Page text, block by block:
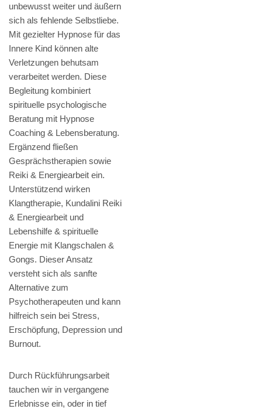
unbewusst weiter und äußern
sich als fehlende Selbstliebe.
Mit gezielter Hypnose für das
Innere Kind können alte
Verletzungen behutsam
verarbeitet werden. Diese
Begleitung kombiniert
spirituelle psychologische
Beratung mit Hypnose
Coaching & Lebensberatung.
Ergänzend fließen
Gesprächstherapien sowie
Reiki & Energiearbeit ein.
Unterstützend wirken
Klangtherapie, Kundalini Reiki
& Energiearbeit und
Lebenshilfe & spirituelle
Energie mit Klangschalen &
Gongs. Dieser Ansatz
versteht sich als sanfte
Alternative zum
Psychotherapeuten und kann
hilfreich sein bei Stress,
Erschöpfung, Depression und
Burnout.
Durch Rückführungsarbeit
tauchen wir in vergangene
Erlebnisse ein, oder in tief